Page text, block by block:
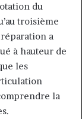
du
troisième
a
à hauteur de
les
la